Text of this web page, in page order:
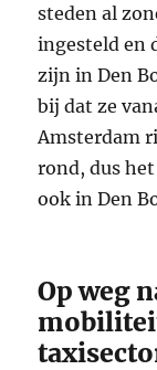
steden al
ingesteld en
zijn in Den
bij dat ze
Amsterdam
rond, dus
ook in Den
Op weg